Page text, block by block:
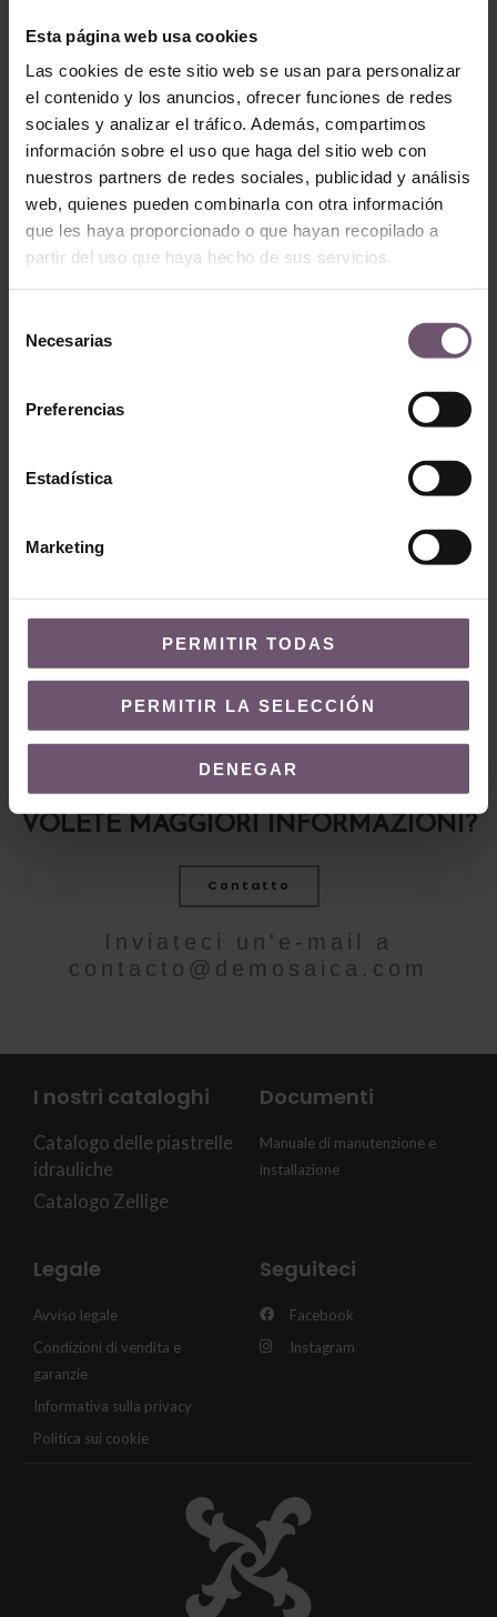
Esta página web usa cookies
Las cookies de este sitio web se usan para personalizar
el contenido y los anuncios, ofrecer funciones de redes
sociales y analizar el tráfico. Además, compartimos
información sobre el uso que haga del sitio web con
nuestros partners de redes sociales, publicidad y análisis
web, quienes pueden combinarla con otra información
que les haya proporcionado o que hayan recopilado a
partir del uso que haya hecho de sus servicios.
Necesarias
Preferencias
Estadística
Marketing
PERMITIR TODAS
PERMITIR LA SELECCIÓN
DENEGAR
Zellige
ZP01 – Mdoudad
LEGGI TUTTO
Zellige
LEGGI TUTTO
Zellige
LEGGI TUTTO
LEGGI TUTTO
VOLETE MAGGIORI INFORMAZIONI?
Contatto
Inviateci un'e-mail a
contacto@demosaica.com
I nostri cataloghi
Catalogo delle piastrelle
idrauliche
Catalogo Zellige
Documenti
Manuale di manutenzione e
installazione
Legale
Avviso legale
Condizioni di vendita e
garanzie
Informativa sulla privacy
Politica sui cookie
Seguiteci
Facebook
Instagram